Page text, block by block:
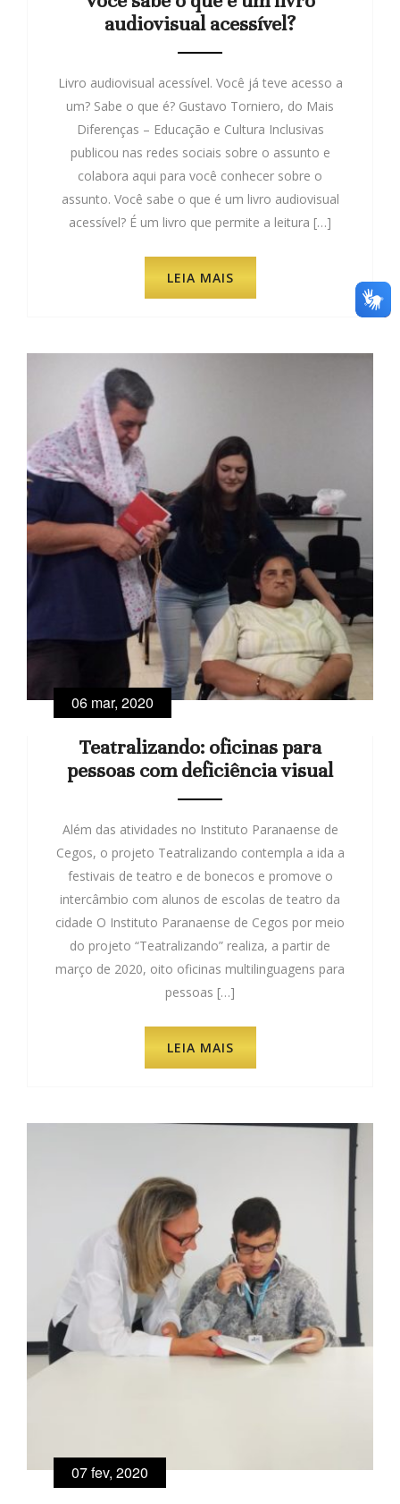
audiovisual acessível?
Livro audiovisual acessível. Você já teve acesso a
um? Sabe o que é? Gustavo Torniero, do Mais
Diferenças – Educação e Cultura Inclusivas
publicou nas redes sociais sobre o assunto e
colabora aqui para você conhecer sobre o
assunto. Você sabe o que é um livro audiovisual
acessível? É um livro que permite a leitura […]
LEIA MAIS
06 mar, 2020
Teatralizando: oficinas para
pessoas com deficiência visual
Além das atividades no Instituto Paranaense de
Cegos, o projeto Teatralizando contempla a ida a
festivais de teatro e de bonecos e promove o
intercâmbio com alunos de escolas de teatro da
cidade O Instituto Paranaense de Cegos por meio
do projeto “Teatralizando” realiza, a partir de
março de 2020, oito oficinas multilinguagens para
pessoas […]
LEIA MAIS
07 fev, 2020